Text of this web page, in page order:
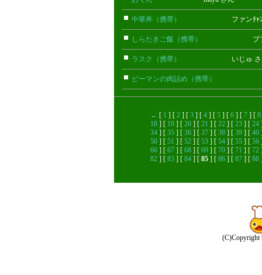
中華丼（携帯） ファンﾁｬﾝ
しらたきご飯（携帯） プププ
ラスク（携帯） いじゅ さ
ピーマンの肉詰め（携帯）
← [ 1 ] [ 2 ] [ 3 ] [ 4 ] [ 5 ] [ 6 ] [ 7 ] [ 8
18 ] [ 19 ] [ 20 ] [ 21 ] [ 22 ] [ 23 ] [ 24
34 ] [ 35 ] [ 36 ] [ 37 ] [ 38 ] [ 39 ] [ 40
50 ] [ 51 ] [ 52 ] [ 53 ] [ 54 ] [ 55 ] [ 56
66 ] [ 67 ] [ 68 ] [ 69 ] [ 70 ] [ 71 ] [ 72
82 ] [ 83 ] [ 84 ] [ 85 ] [ 86 ] [ 87 ] [ 88